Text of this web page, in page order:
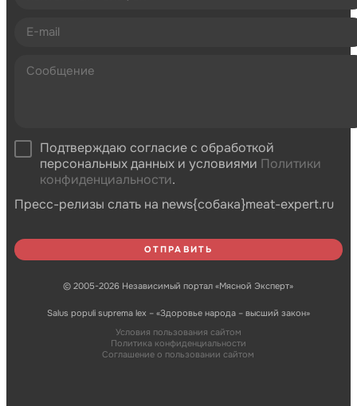
Подтверждаю согласие с обработкой
персональных данных и условиями Политики
конфиденциальности.
Пресс-релизы слать на news{собака}meat-expert.ru
© 2005-2026 Независимый портал «Мясной Эксперт»
Salus populi suprema lex – «Здоровье народа – высший закон»
Условия пользования сайтом
Политика конфиденциальности
Соглашение о пользовании сайтом